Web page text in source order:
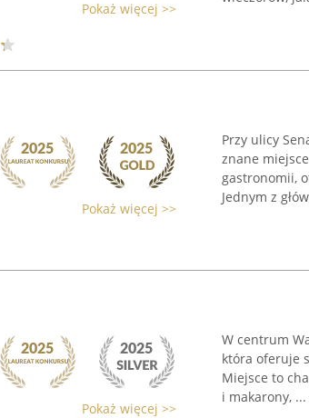
Pokaż więcej >>
Pokaż więcej >>
Przy ulicy
znane
gastronomii,
Jednym z
Pokaż więcej >>
W centrum
która oferuje
Miejsce to
i makarony, ...